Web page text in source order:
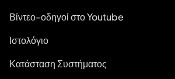
Βίντεο-οδηγοί στο Youtube
Ιστολόγιο
Κατάσταση Συστήματος